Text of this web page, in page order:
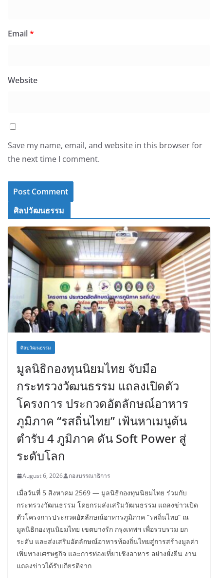
Email*
Website
Save my name, email, and website in this browser for
the next time I comment.
ศิลปวัฒนธรรม
ศิลปวัฒนธรรม
มูลนิธิกองทุนนิยมไทย จับมือ
กระทรวงวัฒนธรรม แถลงเปิดตัว
โครงการ ประกวดอัตลักษณ์อาหาร
ภูมิภาค “รสถิ่นไทย” เฟ้นหาเมนูต้น
ตำรับ 4 ภูมิภาค ดัน Soft Power สู่
ระดับโลก
August 6, 2026 กองบรรณาธิการ
เมื่อวันที่ 5 สิงหาคม 2569 — มูลนิธิกองทุนนิยมไทย ร่วมกับ
กระทรวงวัฒนธรรม โดยกรมส่งเสริมวัฒนธรรม แถลงข่าวเปิด
ตัวโครงการประกวดอัตลักษณ์อาหารภูมิภาค “รสถิ่นไทย” ณ
มูลนิธิกองทุนนิยมไทย เขตบางรัก กรุงเทพฯ เพื่อรวบรวม ยก
ระดับ และส่งเสริมอัตลักษณ์อาหารท้องถิ่นไทยสู่การสร้างมูลค่า
เพิ่มทางเศรษฐกิจ และการท่องเที่ยวเชิงอาหาร อย่างยั่งยืน งาน
แถลงข่าวได้รับเกียรติจาก